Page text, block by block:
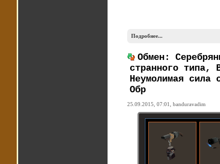
Подробнее...
Обмен:
странного типа,
Неумолимая сила
Обр
25.09.2015, 07:01, banduravadim